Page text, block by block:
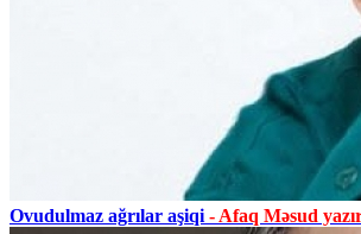
Ovudulmaz ağrılar aşiqi - Afaq Məsud